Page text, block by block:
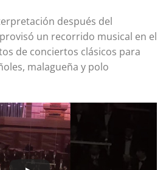
después del
un recorrido musical en el
de conciertos clásicos para
malagueña y polo